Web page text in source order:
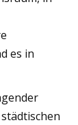
es in